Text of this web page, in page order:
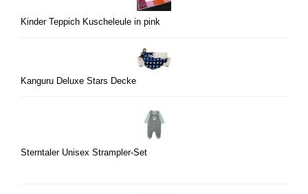
Kinder Teppich Kuscheleule in pink
Kanguru Deluxe Stars Decke
Sterntaler Unisex Strampler-Set